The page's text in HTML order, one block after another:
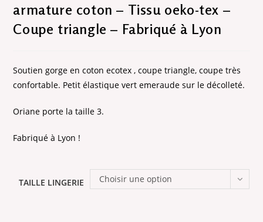
armature coton – Tissu oeko-tex –
Coupe triangle – Fabriqué à Lyon
Soutien gorge en coton ecotex , coupe triangle, coupe très
confortable. Petit élastique vert emeraude sur le décolleté.
Oriane porte la taille 3.
Fabriqué à Lyon !
TAILLE LINGERIE Choisir une option